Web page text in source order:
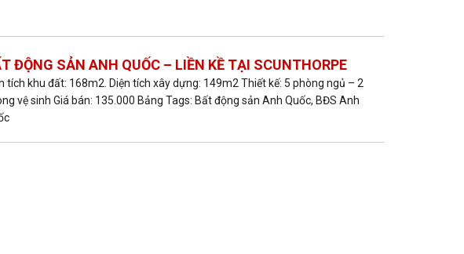
ĐỘNG SẢN ANH QUỐC – LIỀN KỀ TẠI SCUNTHORPE
tích khu đất: 168m2. Diện tích xây dựng: 149m2 Thiết kế: 5 phòng ngủ – 2
vệ sinh Giá bán: 135.000 Bảng Tags: Bất động sản Anh Quốc, BĐS Anh